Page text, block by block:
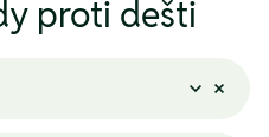
proti dešti